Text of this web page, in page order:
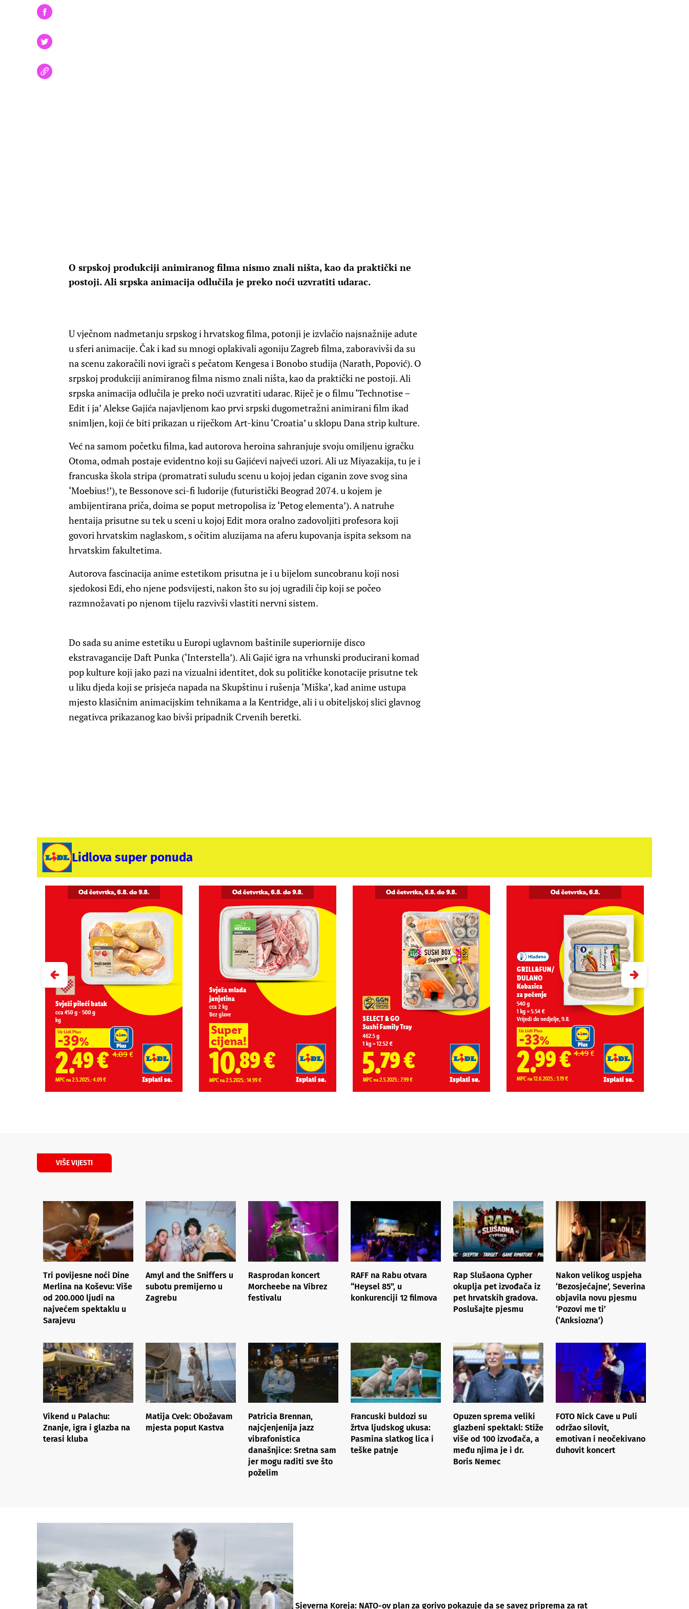
O srpskoj produkciji animiranog filma nismo znali ništa, kao da praktički ne
postoji. Ali srpska animacija odlučila je preko noći uzvratiti udarac.
U vječnom nadmetanju srpskog i hrvatskog filma, potonji je izvlačio najsnažnije adute
u sferi animacije. Čak i kad su mnogi oplakivali agoniju Zagreb filma, zaboravivši da su
na scenu zakoračili novi igrači s pečatom Kengesa i Bonobo studija (Narath, Popović). O
srpskoj produkciji animiranog filma nismo znali ništa, kao da praktički ne postoji. Ali
srpska animacija odlučila je preko noći uzvratiti udarac. Riječ je o filmu ‘Technotise –
Edit i ja’ Alekse Gajića najavljenom kao prvi srpski dugometražni animirani film ikad
snimljen, koji će biti prikazan u riječkom Art-kinu ‘Croatia’ u sklopu Dana strip kulture.
Već na samom početku filma, kad autorova heroina sahranjuje svoju omiljenu igračku
Otoma, odmah postaje evidentno koji su Gajićevi najveći uzori. Ali uz Miyazakija, tu je i
francuska škola stripa (promatrati suludu scenu u kojoj jedan ciganin zove svog sina
‘Moebius!’), te Bessonove sci-fi ludorije (futuristički Beograd 2074. u kojem je
ambijentirana priča, doima se poput metropolisa iz ‘Petog elementa’). A natruhe
hentaija prisutne su tek u sceni u kojoj Edit mora oralno zadovoljiti profesora koji
govori hrvatskim naglaskom, s očitim aluzijama na aferu kupovanja ispita seksom na
hrvatskim fakultetima.
Autorova fascinacija anime estetikom prisutna je i u bijelom suncobranu koji nosi
sjedokosi Edi, eho njene podsvijesti, nakon što su joj ugradili čip koji se počeo
razmnožavati po njenom tijelu razvivši vlastiti nervni sistem.
Do sada su anime estetiku u Europi uglavnom baštinile superiornije disco
ekstravagancije Daft Punka (‘Interstella’). Ali Gajić igra na vrhunski producirani komad
pop kulture koji jako pazi na vizualni identitet, dok su političke konotacije prisutne tek
u liku djeda koji se prisjeća napada na Skupštinu i rušenja ‘Miška’, kad anime ustupa
mjesto klasičnim animacijskim tehnikama a la Kentridge, ali i u obiteljskoj slici glavnog
negativca prikazanog kao bivši pripadnik Crvenih beretki.
Lidlova super ponuda
VIŠE VIJESTI
Tri povijesne noći Dine
Merlina na Koševu: Više
od 200.000 ljudi na
najvećem spektaklu u
Sarajevu
Amyl and the Sniffers u
subotu premijerno u
Zagrebu
Rasprodan koncert
Morcheebe na Vibrez
festivalu
RAFF na Rabu otvara
“Heysel 85”, u
konkurenciji 12 filmova
Rap Slušaona Cypher
okuplja pet izvođača iz
pet hrvatskih gradova.
Poslušajte pjesmu
Nakon velikog uspjeha
‘Bezosjećajne’, Severina
objavila novu pjesmu
‘Pozovi me ti’
(‘Anksiozna’)
Vikend u Palachu:
Znanje, igra i glazba na
terasi kluba
Matija Cvek: Obožavam
mjesta poput Kastva
Patricia Brennan,
najcjenjenija jazz
vibrafonistica
današnjice: Sretna sam
jer mogu raditi sve što
poželim
Francuski buldozi su
žrtva ljudskog ukusa:
Pasmina slatkog lica i
teške patnje
Opuzen sprema veliki
glazbeni spektakl: Stiže
više od 100 izvođača, a
među njima je i dr.
Boris Nemec
FOTO Nick Cave u Puli
održao silovit,
emotivan i neočekivano
duhovit koncert
Sjeverna Koreja: NATO-ov plan za gorivo pokazuje da se savez priprema za rat